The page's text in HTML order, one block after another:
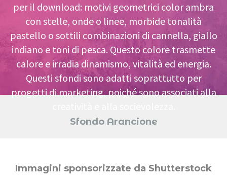
per il download: motivi geometrici color ambra
con stelle, onde o linee, morbide tonalità
pastello o sottili combinazioni di cannella, giallo
indiano e toni di pesca. Questo colore trasmette
calore e irradia dinamismo, vitalità ed energia.
Questi sfondi sono adatti soprattutto per
progetti di marketing, poiché sono associati alla
Sfondo Arancione
Immagini sponsorizzate da Shutterstock